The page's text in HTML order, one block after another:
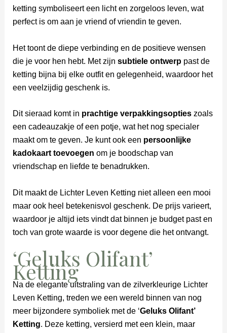
ketting symboliseert een licht en zorgeloos leven, wat
perfect is om aan je vriend of vriendin te geven.
Het toont de diepe verbinding en de positieve wensen
die je voor hen hebt. Met zijn subtiele ontwerppast de
ketting bijna bij elke outfit en gelegenheid, waardoor het
een veelzijdig geschenk is.
Dit sieraad komt in prachtige verpakkingsoptieszoals
een cadeauzakje of een potje, wat het nog specialer
maakt om te geven. Je kunt ook een persoonlijke
kadokaart toevoegen om je boodschap van
vriendschap en liefde te benadrukken.
Dit maakt de Lichter Leven Ketting niet alleen een mooi
maar ook heel betekenisvol geschenk. De prijs varieert,
waardoor je altijd iets vindt dat binnen je budget past en
toch van grote waarde is voor degene die het ontvangt.
‘Geluks Olifant’
Ketting
Na de elegante uitstraling van de zilverkleurige Lichter
Leven Ketting, treden we een wereld binnen van nog
meer bijzondere symboliek met de ‘Geluks Olifant’
Ketting. Deze ketting, versierd met een klein, maar